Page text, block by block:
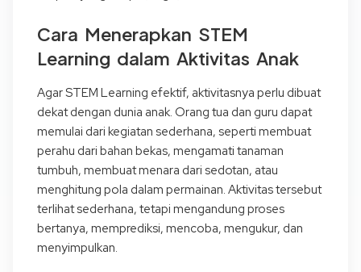
Cara Menerapkan STEM
Learning dalam Aktivitas Anak
Agar STEM Learning efektif, aktivitasnya perlu dibuat
dekat dengan dunia anak. Orang tua dan guru dapat
memulai dari kegiatan sederhana, seperti membuat
perahu dari bahan bekas, mengamati tanaman
tumbuh, membuat menara dari sedotan, atau
menghitung pola dalam permainan. Aktivitas tersebut
terlihat sederhana, tetapi mengandung proses
bertanya, memprediksi, mencoba, mengukur, dan
menyimpulkan.